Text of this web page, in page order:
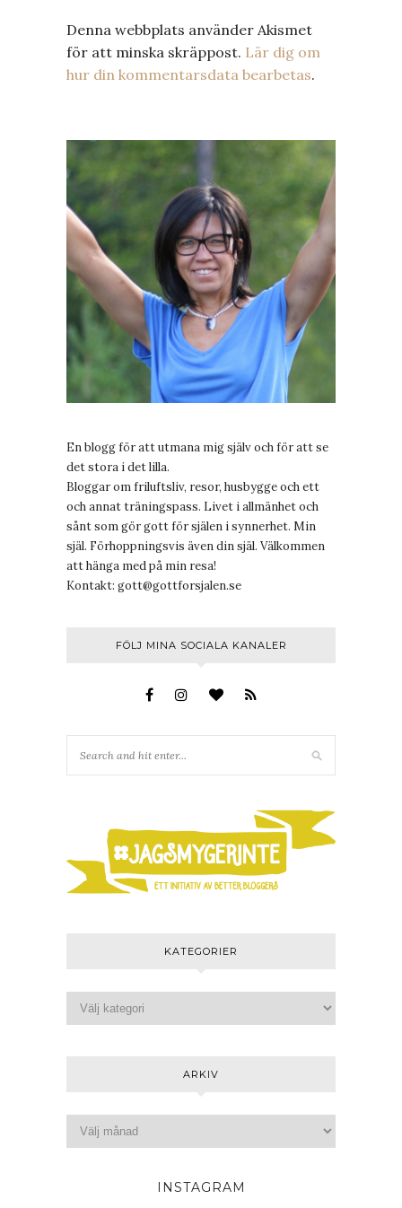
Denna webbplats använder Akismet
för att minska skräppost. Lär dig om
hur din kommentarsdata bearbetas.
En blogg för att utmana mig själv och för att se
det stora i det lilla.
Bloggar om friluftsliv, resor, husbygge och ett
och annat träningspass. Livet i allmänhet och
sånt som gör gott för själen i synnerhet. Min
själ. Förhoppningsvis även din själ. Välkommen
att hänga med på min resa!
Kontakt: gott@gottforsjalen.se
FÖLJ MINA SOCIALA KANALER
KATEGORIER
ARKIV
INSTAGRAM